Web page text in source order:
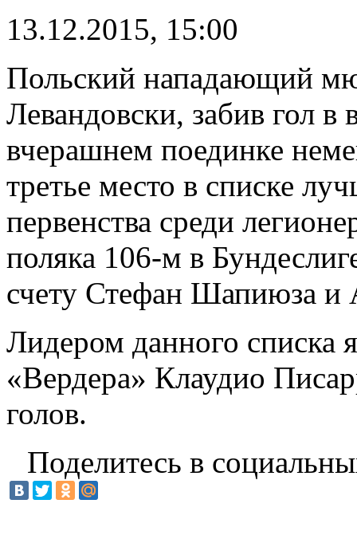
13.12.2015, 15:00
Польский нападающий
Левандовски, забив гол в
вчерашнем поединке
третье место в списке
первенства среди
поляка 106-м в
счету Стефан Шапиюза и
Лидером данного списка
«Вердера» Клаудио
голов.
Поделитесь в